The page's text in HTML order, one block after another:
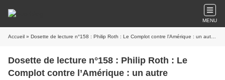
MENU
Accueil » Dosette de lecture n°158 : Philip Roth : Le Complot contre l’Amérique : un autre basculement de l’Amérique.
Dosette de lecture n°158 : Philip Roth : Le
Complot contre l’Amérique : un autre